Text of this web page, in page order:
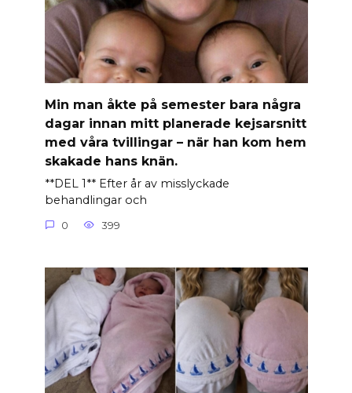
Min man åkte på semester bara några
dagar innan mitt planerade kejsarsnitt
med våra tvillingar – när han kom hem
skakade hans knän.
**DEL 1** Efter år av misslyckade
behandlingar och
0 399